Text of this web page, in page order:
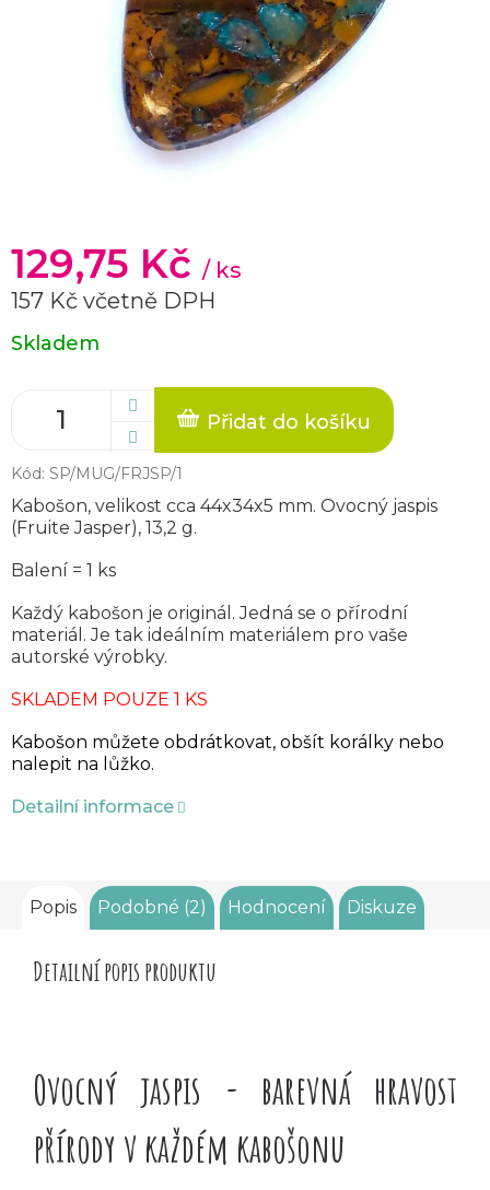
129,75 Kč / ks
157 Kč včetně DPH
Měrná
cena:
Skladem
Přidat do košíku
Kód: SP/MUG/FRJSP/1
Kabošon, velikost cca 44x34x5 mm. Ovocný jaspis
(Fruite Jasper), 13,2 g.
Balení = 1 ks
Každý kabošon je originál. Jedná se o přírodní
materiál. Je tak ideálním materiálem pro vaše
autorské výrobky.
SKLADEM POUZE 1 KS
Kabošon můžete obdrátkovat, obšít korálky nebo
nalepit na lůžko.
Detailní informace
Popis Podobné (2) Hodnocení Diskuze
Detailní popis produktu
Ovocný jaspis - barevná hravost
přírody v každém kabošonu